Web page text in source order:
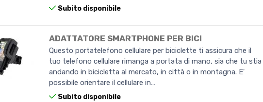
Subito disponibile
ADATTATORE SMARTPHONE PER BICI
Questo portatelefono cellulare per biciclette ti assicura che il
tuo telefono cellulare rimanga a portata di mano, sia che tu stia
andando in bicicletta al mercato, in città o in montagna. E'
possibile orientare il cellulare in…
Subito disponibile